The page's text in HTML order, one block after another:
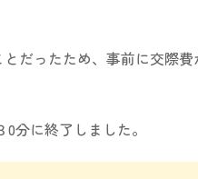
だったため、事前に交際
分に終了しました。